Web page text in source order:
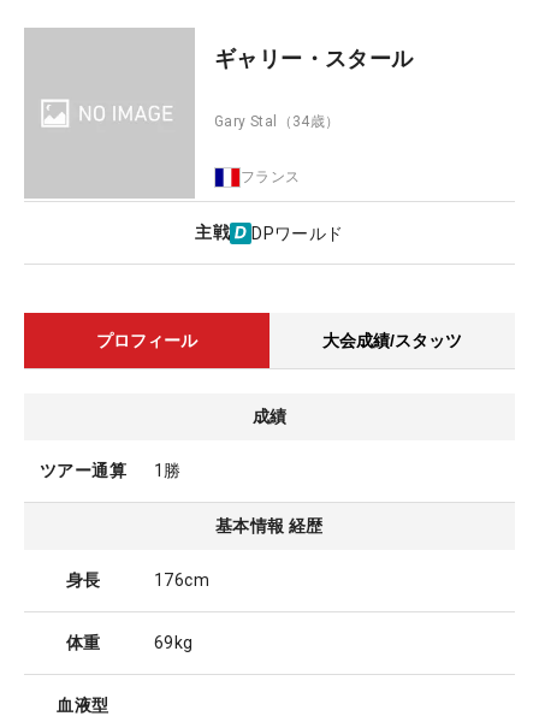
ギャリー・スタール
Gary Stal （34歳）
フランス
主戦 DPワールド
プロフィール 大会成績/スタッツ
成績
ツアー通算 1勝
基本情報 経歴
身長 176cm
体重 69kg
血液型